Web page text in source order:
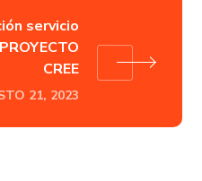
servicio
CREE
21, 2023